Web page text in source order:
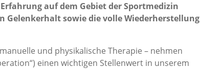
auf dem Gebiet der Sportmedizin
Gelenkerhalt sowie die volle Wiederherstellung
und physikalische Therapie – nehmen
einen wichtigen Stellenwert in unserem